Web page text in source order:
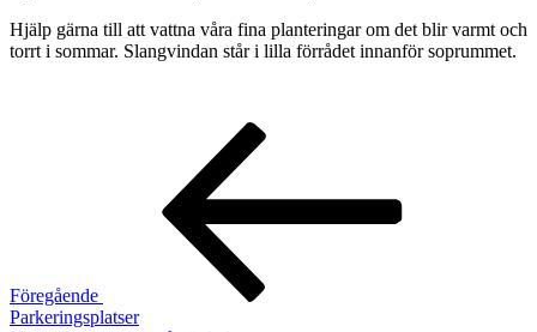
Hjälp gärna till att vattna våra fina planteringar om det blir varmt och
torrt i sommar. Slangvindan står i lilla förrådet innanför soprummet.
Inläggsnavigering
Föregående
Parkeringsplatser